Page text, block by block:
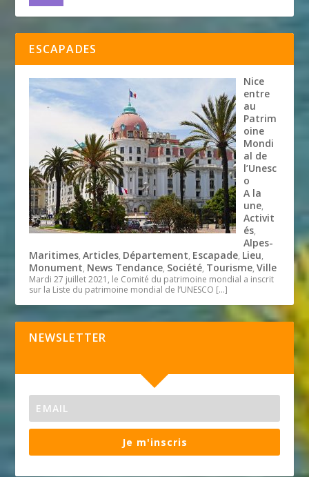
ESCAPADES
Nice
entre
au
Patrim
oine
Mondi
al de
l’Unesc
o
A la
une,
Activit
és,
Alpes-
Maritimes,Articles, Département, Escapade, Lieu,
Monument, News Tendance, Société, Tourisme,Ville
Mardi 27 juillet 2021, le Comité du patrimoine mondial a inscrit
sur la Liste du patrimoine mondial de l’UNESCO […]
NEWSLETTER
Je m'inscris